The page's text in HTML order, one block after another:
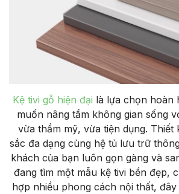
Kệ tivi gỗ hiện đại là lựa chọn hoàn
muốn nâng tầm không gian sống
vừa thẩm mỹ, vừa tiện dụng. Thiết
sắc đa dạng cùng hệ tủ lưu trữ
khách của bạn luôn gọn gàng và
đang tìm một mẫu kệ tivi bền đẹp,
hợp nhiều phong cách nội thất,